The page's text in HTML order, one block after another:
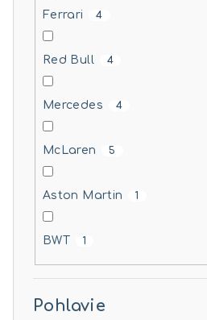
Pohlavie
Ferrari 4
Red Bull 4
Mercedes 4
McLaren 5
Aston Martin 1
BWT 1